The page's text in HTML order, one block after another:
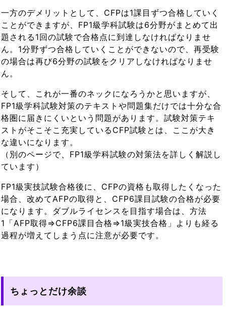
一方のデメリットとして、CFPは1課目ずつ合格していく
ことができますが、FP1級学科試験は6分野がまとめて出
題される1回の試験で合格点に到達しなければなりませ
ん。1分野ずつ合格していくことができないので、再受験
の場合は再び6分野の試験をクリアしなければなりませ
ん。
そして、これが一番のネックになろうかと思いますが、
FP1級学科試験対策のテキストや問題集だけでは十分な合
格圏に届きにくいという問題があります。試験対策テキ
ストがそこそこ充実しているCFP試験とは、ここが大き
な違いになります。
（別のページで、FP1級学科試験の対策法を詳しく解説し
ています）
FP1級実技試験合格後に、CFPの資格も取得したくなった
場合、改めてAFPの取得と、CFP6課目試験の合格が必要
になります。ダブルライセンスを目指す場合は、方法
1「AFP取得⇒CFP6課目合格⇒1級実技合格」よりも経る
過程が増えてしまう点に注意が必要です。
ちょっとだけ余談